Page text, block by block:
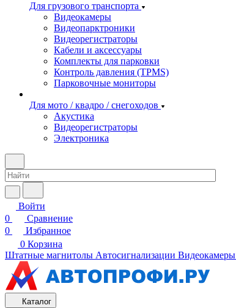
Для грузового транспорта
Видеокамеры
Видеопарктроники
Видеорегистраторы
Кабели и аксессуары
Комплекты для парковки
Контроль давления (TPMS)
Парковочные мониторы
Для мото / квадро / снегоходов
Акустика
Видеорегистраторы
Электроника
Войти
0
Сравнение
0
Избранное
0 Корзина
Штатные магнитолы Автосигнализации Видеокамеры
Каталог